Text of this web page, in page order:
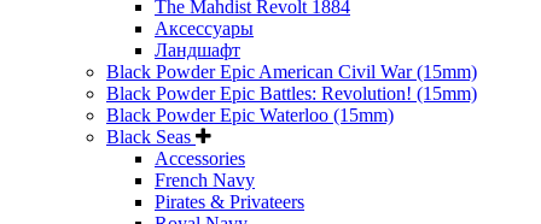
The Mahdist Revolt 1884
Аксессуары
Ландшафт
Black Powder Epic American Civil War (15mm)
Black Powder Epic Battles: Revolution! (15mm)
Black Powder Epic Waterloo (15mm)
Black Seas
Accessories
French Navy
Pirates & Privateers